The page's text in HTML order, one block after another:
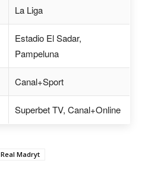
La Liga
Estadio El Sadar,
Pampeluna
Canal+Sport
Superbet TV, Canal+Online
Real Madryt